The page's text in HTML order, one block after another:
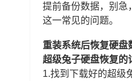
提前备份数据，别急
这一常见的问题。
重装系统后恢复硬盘
超级兔子硬盘恢复的
1.找到下载好的超级